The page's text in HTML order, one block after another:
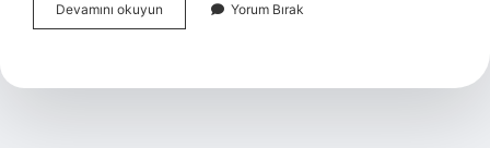
Devamını okuyun
Kadro
Yorum Bırak